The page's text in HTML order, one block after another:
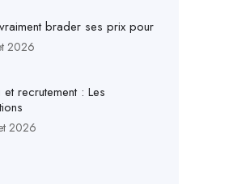
brader ses prix pour
2026
recrutement : Les
2026